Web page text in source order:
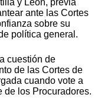
ante las Cortes
sobre su
política general.
cuestión de
de las Cortes de
cuando vote a
de los Procuradores.